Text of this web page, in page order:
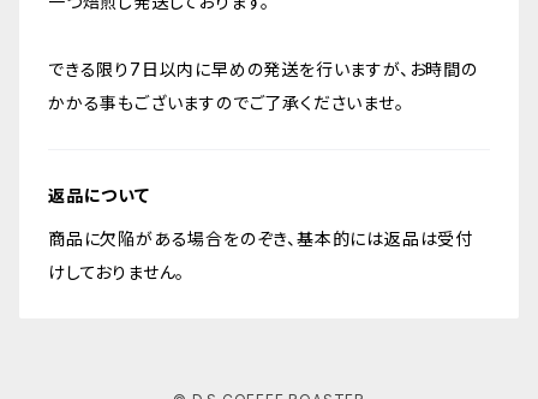
できる限り7日以内に早めの発送を行いますが、お時間の
かかる事もございますのでご了承くださいませ。
返品について
商品に欠陥がある場合をのぞき、基本的には返品は受付
けしておりません。